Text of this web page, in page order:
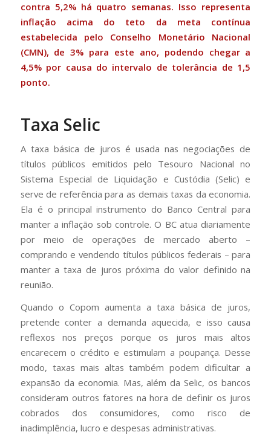
contra 5,2% há quatro semanas. Isso representa
inflação acima do teto da meta contínua
estabelecida pelo Conselho Monetário Nacional
(CMN), de 3% para este ano, podendo chegar a
4,5% por causa do intervalo de tolerância de 1,5
ponto.
Taxa Selic
A taxa básica de juros é usada nas negociações de
títulos públicos emitidos pelo Tesouro Nacional no
Sistema Especial de Liquidação e Custódia (Selic) e
serve de referência para as demais taxas da economia.
Ela é o principal instrumento do Banco Central para
manter a inflação sob controle. O BC atua diariamente
por meio de operações de mercado aberto –
comprando e vendendo títulos públicos federais – para
manter a taxa de juros próxima do valor definido na
reunião.
Quando o Copom aumenta a taxa básica de juros,
pretende conter a demanda aquecida, e isso causa
reflexos nos preços porque os juros mais altos
encarecem o crédito e estimulam a poupança. Desse
modo, taxas mais altas também podem dificultar a
expansão da economia. Mas, além da Selic, os bancos
consideram outros fatores na hora de definir os juros
cobrados dos consumidores, como risco de
inadimplência, lucro e despesas administrativas.